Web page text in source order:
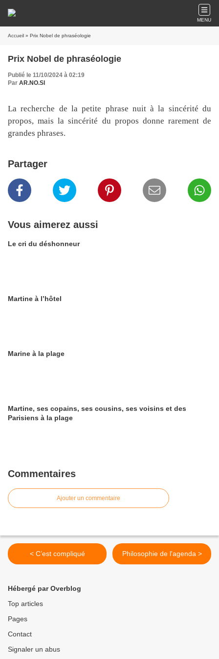
MENU
Accueil » Prix Nobel de phraséologie
Prix Nobel de phraséologie
Publié le 11/10/2024 à 02:19
Par AR.NO.SI
La recherche de la petite phrase nuit à la sincérité du
propos, mais la sincérité du propos donne rarement de
grandes phrases.
Partager
Vous aimerez aussi
Le cri du déshonneur
Martine à l’hôtel
Marine à la plage
Martine, ses copains, ses cousins, ses voisins et des
Parisiens à la plage
Commentaires
Ajouter un commentaire
< C’est compliqué Philosophie de l'agenda >
Hébergé par Overblog
Top articles
Pages
Contact
Signaler un abus